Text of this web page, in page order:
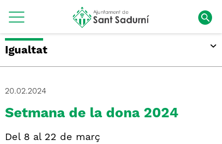
Igualtat
20.02.2024
Setmana de la dona 2024
Del 8 al 22 de març